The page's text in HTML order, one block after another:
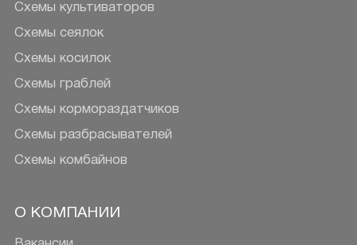
Схемы культиваторов
Схемы сеялок
Схемы косилок
Схемы граблей
Схемы кормораздатчиков
Схемы разбрасывателей
Схемы комбайнов
О КОМПАНИИ